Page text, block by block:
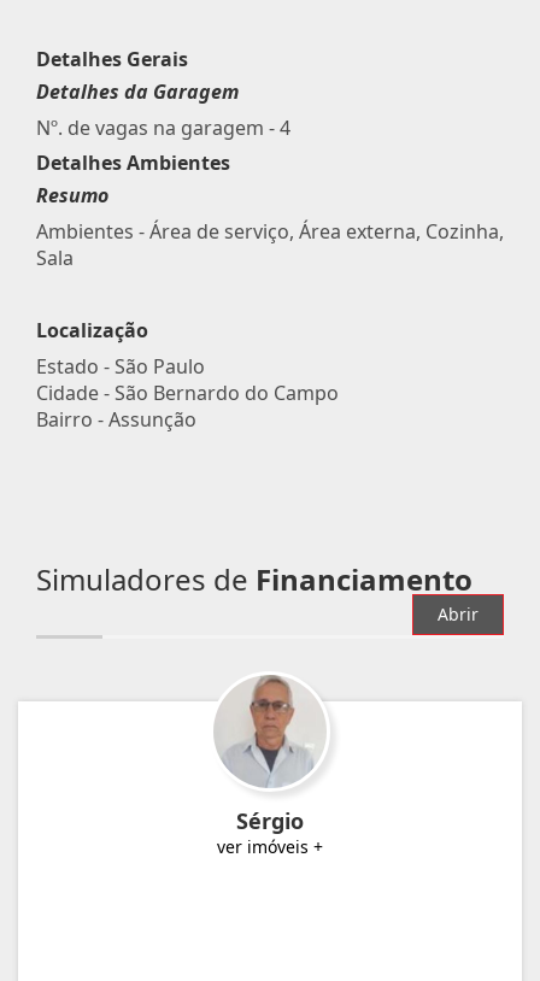
Detalhes Gerais
Detalhes da Garagem
Nº. de vagas na garagem - 4
Detalhes Ambientes
Resumo
Ambientes - Área de serviço, Área externa, Cozinha,
Sala
Localização
Estado -São Paulo
Cidade -São Bernardo do Campo
Bairro -Assunção
Simuladores de Financiamento
Abrir
Sérgio
ver imóveis +